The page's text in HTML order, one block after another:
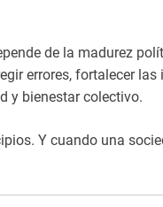
de la madurez
errores, fortalecer
y bienestar colectivo.
Y cuando una